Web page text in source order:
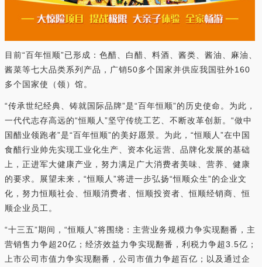
目前“百年恒顺”已形成：色醋、白醋、料酒、酱类、酱油、麻油、
酱菜等七大品类系列产品，广销50多个国家并供应我国驻外160
多个国家使（领）馆。
“传承世纪经典、铸就国际品牌”是“百年恒顺”的历史使命。为此，
一代代志存高远的“恒顺人”坚守传统工艺、不断改革创新。“做中
国醋业领跑者”是“百年恒顺”的美好愿景。为此，“恒顺人”在中国
食醋行业帅先实现工业化生产、资本化运营、品牌化发展的基础
上，正进军大健康产业，努力满足广大消费者美味、营养、健康
的要求。展望未来，“恒顺人”将进一步弘扬“恒顺众生”的企业文
化，努力恒顺社会、恒顺消费者、恒顺投资者、恒顺经销商、恒
顺企业员工。
“十三五”期间，“恒顺人”将围绕：主营业务规模力争实现翻番，主
营销售力争超20亿；经济效益力争实现翻番，利税力争超3.5亿；
上市公司市值力争实现翻番，公司市值力争超百亿；以及通过企